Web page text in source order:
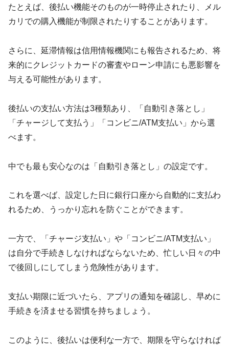
たとえば、後払い機能そのものが一時停止されたり、メル
カリでの購入機能が制限されたりすることがあります。
さらに、延滞情報は信用情報機関にも報告されるため、将
来的にクレジットカードの審査やローン申請にも悪影響を
与える可能性があります。
後払いの支払い方法は3種類あり、「自動引き落とし」
「チャージして支払う」「コンビニ/ATM支払い」から選
べます。
中でも最も安心なのは「自動引き落とし」の設定です。
これを選べば、設定した日に銀行口座から自動的に支払わ
れるため、うっかり忘れを防ぐことができます。
一方で、「チャージ支払い」や「コンビニ/ATM支払い」
は自分で手続きしなければならないため、忙しい日々の中
で後回しにしてしまう危険性があります。
支払い期限に近づいたら、アプリの通知を確認し、早めに
手続きを済ませる習慣を持ちましょう。
このように、後払いは便利な一方で、期限を守らなければ